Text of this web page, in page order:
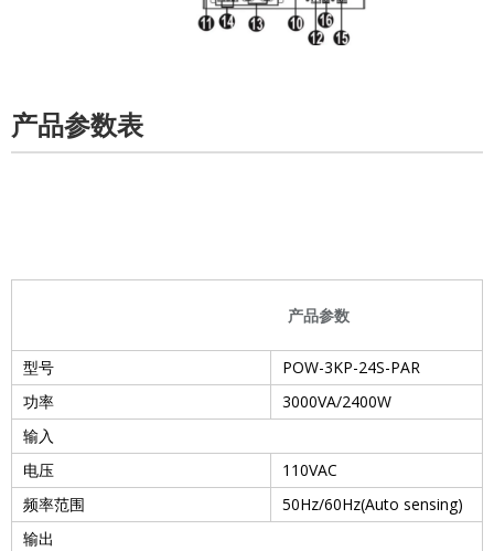
产品参数表
产品参数
型号
POW-3KP-24S-PAR
功率
3000VA/2400W
输入
电压
110VAC
频率范围
50Hz/60Hz(Auto sensing)
输出